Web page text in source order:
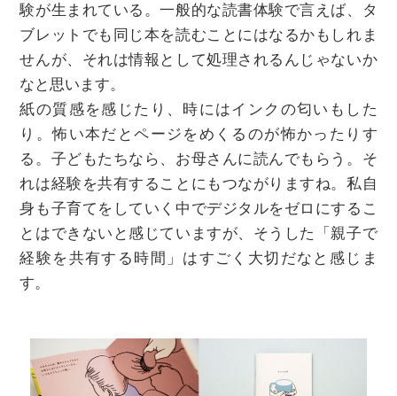
験が生まれている。一般的な読書体験で言えば、タ
ブレットでも同じ本を読むことにはなるかもしれま
せんが、それは情報として処理されるんじゃないか
なと思います。
紙の質感を感じたり、時にはインクの匂いもした
り。怖い本だとページをめくるのが怖かったりす
る。子どもたちなら、お母さんに読んでもらう。そ
れは経験を共有することにもつながりますね。私自
身も子育てをしていく中でデジタルをゼロにするこ
とはできないと感じていますが、そうした「親子で
経験を共有する時間」はすごく大切だなと感じま
す。